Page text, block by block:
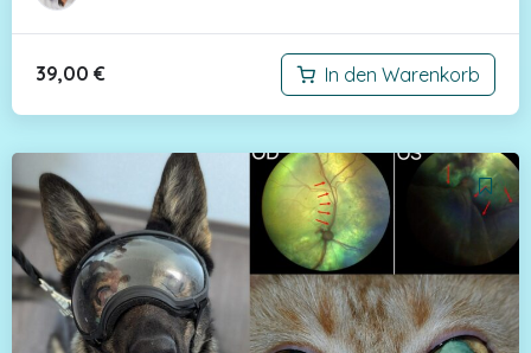
39,00 € In den Warenkorb